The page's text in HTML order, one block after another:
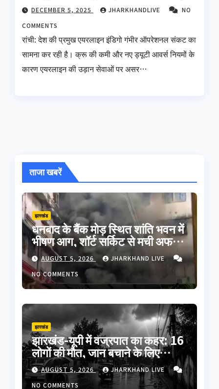
DECEMBER 5, 2025 JHARKHANDLIVE
NO
COMMENTS
रांची: देश की प्रमुख एयरलाइन इंडिगो गंभीर ऑपरेशनल संकट का
सामना कर रही है। क्रू की कमी और नए ड्यूटी आवर्स नियमों के
कारण एयरलाइन की उड़ान सेवाओं पर असर…
ताजा खबरें
झारखंड
धनबाद के बैंक मोड़ स्थित शांति भवन में
भीषण आग, शॉर्ट सर्किट से मची अफरा-
तफरी; बड़ा हादसा टला
AUGUST 5, 2026
JHARKHAND LIVE
NO COMMENTS
झारखंड
झारखंड-यूपी में वज्रपात का कहर: 16
लोगों की मौत, जान बचाने के लिए
अपनाएं ये जरूरी सावधानियां
AUGUST 5, 2026
JHARKHAND LIVE
NO COMMENTS